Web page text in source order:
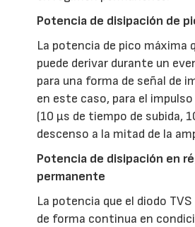
Potencia de disipación de
La potencia de pico máxima
puede derivar durante un
para una forma de señal de
en este caso, para el
(10 µs de tiempo de subida,
descenso a la mitad de la
Potencia de disipación en
permanente
La potencia que el diodo
de forma continua en